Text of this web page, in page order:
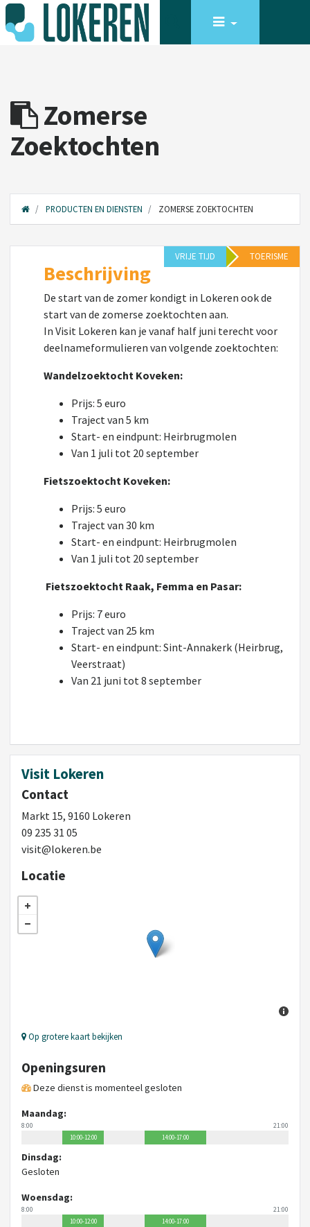
Zomerse
Zoektochten
PRODUCTEN EN DIENSTEN ZOMERSE ZOEKTOCHTEN
VRIJE TIJD TOERISME
Beschrijving
De start van de zomer kondigt in Lokeren ook de
start van de zomerse zoektochten aan.
In Visit Lokeren kan je vanaf half juni terecht voor
deelnameformulieren van volgende zoektochten:
Wandelzoektocht Koveken:
Prijs: 5 euro
Traject van 5 km
Start- en eindpunt: Heirbrugmolen
Van 1 juli tot 20 september
Fietszoektocht Koveken:
Prijs: 5 euro
Traject van 30 km
Start- en eindpunt: Heirbrugmolen
Van 1 juli tot 20 september
Fietszoektocht Raak, Femma en Pasar:
Prijs: 7 euro
Traject van 25 km
Start- en eindpunt: Sint-Annakerk (Heirbrug,
Veerstraat)
Van 21 juni tot 8 september
Visit Lokeren
Contact
Markt 15, 9160 Lokeren
09 235 31 05
visit@lokeren.be
Locatie
Op grotere kaart bekijken
Openingsuren
Deze dienst is momenteel gesloten
Maandag:
8:00 21:00
10:00-12:00 14:00-17:00
Dinsdag:
Gesloten
Woensdag:
8:00 21:00
10:00-12:00 14:00-17:00